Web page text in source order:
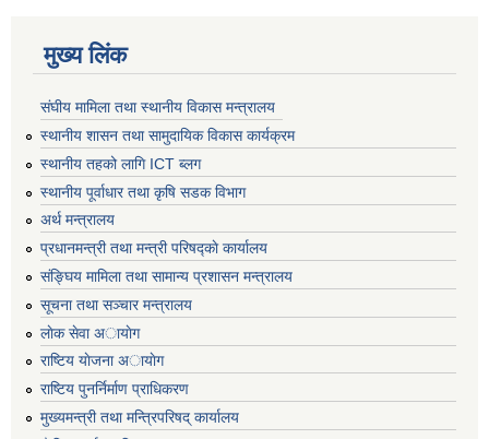
मुख्य लिंक
संघीय मामिला तथा स्थानीय विकास मन्त्रालय
स्थानीय शासन तथा सामुदायिक विकास कार्यक्रम
स्थानीय तहको लागि ICT ब्लग
स्थानीय पूर्वाधार तथा कृषि सडक विभाग
अर्थ मन्त्रालय
प्रधानमन्त्री तथा मन्त्री परिषद्काे कार्यालय
संङ्घिय मामिला तथा सामान्य प्रशासन मन्त्रालय
सूचना तथा सञ्चार मन्त्रालय
लाेक सेवा अायाेग
राष्टिय याेजना अायाेग
राष्टिय पुनर्निर्माण प्राधिकरण
मुख्यमन्त्री तथा मन्त्रिपरिषद् कार्यालय